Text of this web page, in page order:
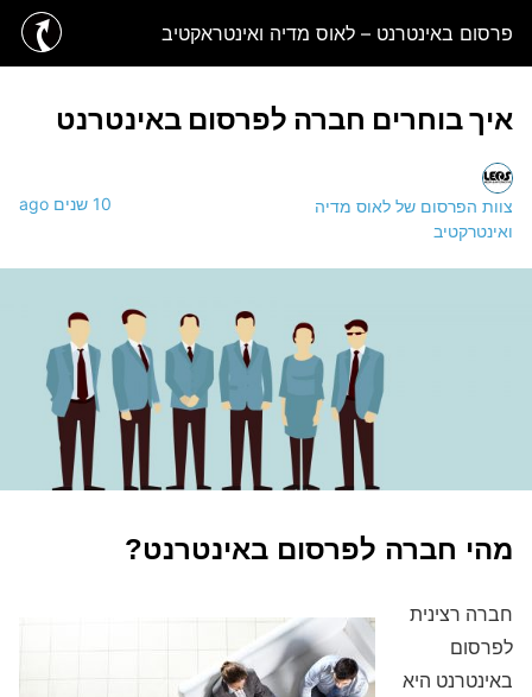
פרסום באינטרנט – לאוס מדיה ואינטראקטיב
איך בוחרים חברה לפרסום באינטרנט
צוות הפרסום של לאוס מדיה
ואינטרקטיב
10 שנים ago
מהי חברה לפרסום באינטרנט?
חברה רצינית
לפרסום
באינטרנט היא